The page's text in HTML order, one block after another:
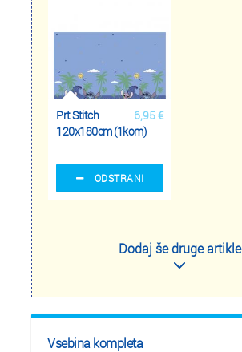
6,95 €
Prt Stitch
120x180cm (1kom)
ODSTRANI
Dodaj še druge artikle
Vsebina kompleta